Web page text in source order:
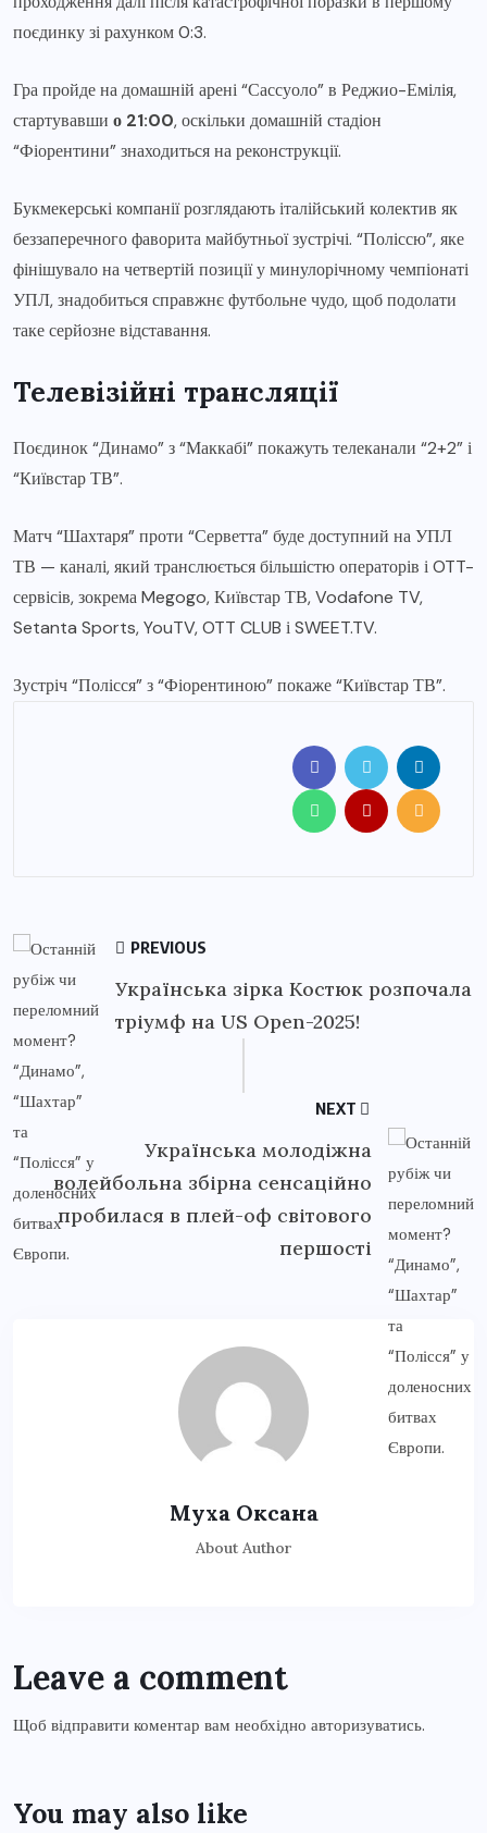
поєдинку зі рахунком 0:3.
Гра пройде на домашній арені “Сассуоло” в Реджио-Емілія,
стартувавши о 21:00, оскільки домашній стадіон
“Фіорентини” знаходиться на реконструкції.
Букмекерські компанії розглядають італійський колектив як
беззаперечного фаворита майбутньої зустрічі. “Поліссю”, яке
фінішувало на четвертій позиції у минулорічному чемпіонаті
УПЛ, знадобиться справжнє футбольне чудо, щоб подолати
таке серйозне відставання.
Телевізійні трансляції
Поєдинок “Динамо” з “Маккабі” покажуть телеканали “2+2” і
“Київстар ТВ”.
Матч “Шахтаря” проти “Серветта” буде доступний на УПЛ
ТВ — каналі, який транслюється більшістю операторів і OTT-
сервісів, зокрема Megogo, Київстар ТВ, Vodafone TV,
Setanta Sports, YouTV, OTT CLUB і SWEET.TV.
Зустріч “Полісся” з “Фіорентиною” покаже “Київстар ТВ”.
PREVIOUS
Українська зірка Костюк розпочала
тріумф на US Open-2025!
NEXT
Українська молодіжна
волейбольна збірна сенсаційно
пробилася в плей-оф світового
першості
Муха Оксана
About Author
Leave a comment
Щоб відправити коментар вам необхідно авторизуватись.
You may also like